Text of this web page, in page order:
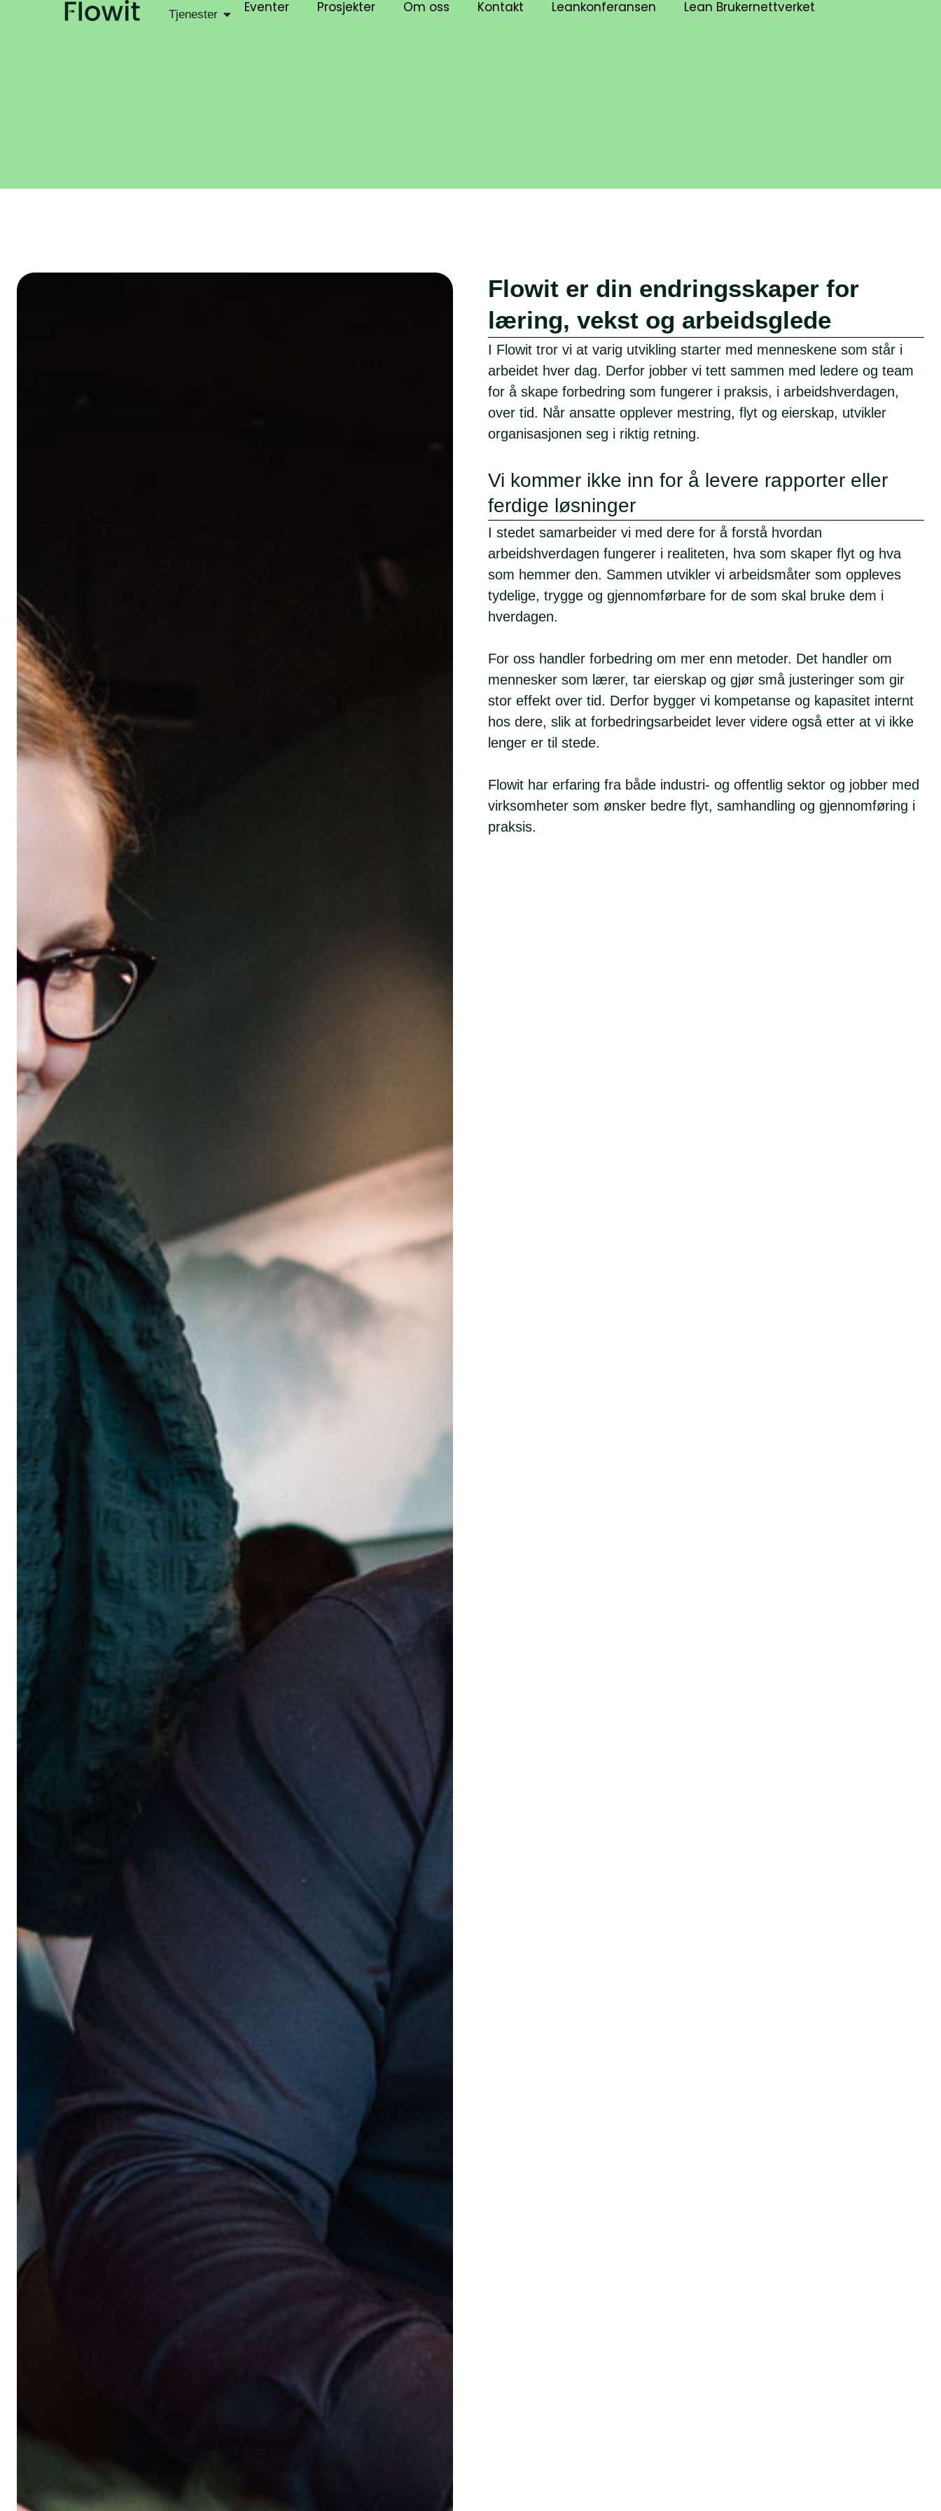
Tjenester Eventer Prosjekter Om oss Kontakt Leankonferansen Lean Brukernettverket
Flowit er din endringsskaper for
læring, vekst og arbeidsglede
I Flowit tror vi at varig utvikling starter med menneskene som står i
arbeidet hver dag. Derfor jobber vi tett sammen med ledere og team
for å skape forbedring som fungerer i praksis, i arbeidshverdagen,
over tid. Når ansatte opplever mestring, flyt og eierskap, utvikler
organisasjonen seg i riktig retning.
Vi kommer ikke inn for å levere rapporter eller
ferdige løsninger
I stedet samarbeider vi med dere for å forstå hvordan
arbeidshverdagen fungerer i realiteten, hva som skaper flyt og hva
som hemmer den. Sammen utvikler vi arbeidsmåter som oppleves
tydelige, trygge og gjennomførbare for de som skal bruke dem i
hverdagen.
For oss handler forbedring om mer enn metoder. Det handler om
mennesker som lærer, tar eierskap og gjør små justeringer som gir
stor effekt over tid. Derfor bygger vi kompetanse og kapasitet internt
hos dere, slik at forbedringsarbeidet lever videre også etter at vi ikke
lenger er til stede.
Flowit har erfaring fra både industri- og offentlig sektor og jobber med
virksomheter som ønsker bedre flyt, samhandling og gjennomføring i
praksis.